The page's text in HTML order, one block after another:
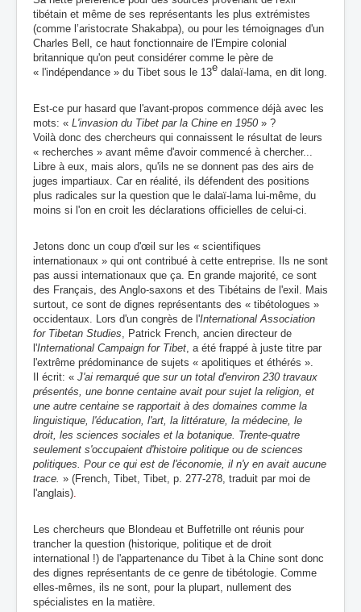
tibétain et même de ses représentants les plus extrémistes
(comme l’aristocrate Shakabpa), ou pour les témoignages d'un
Charles Bell, ce haut fonctionnaire de l'Empire colonial
britannique qu'on peut considérer comme le père de
« l'indépendance » du Tibet sous le 13e dalaï-lama, en dit long.
Est-ce pur hasard que l'avant-propos commence déjà avec les
mots: « L'invasion du Tibet par la Chine en 1950 » ?
Voilà donc des chercheurs qui connaissent le résultat de leurs
« recherches » avant même d'avoir commencé à chercher...
Libre à eux, mais alors, qu'ils ne se donnent pas des airs de
juges impartiaux. Car en réalité, ils défendent des positions
plus radicales sur la question que le dalaï-lama lui-même, du
moins si l'on en croit les déclarations officielles de celui-ci.
Jetons donc un coup d'œil sur les « scientifiques
internationaux » qui ont contribué à cette entreprise. Ils ne sont
pas aussi internationaux que ça. En grande majorité, ce sont
des Français, des Anglo-saxons et des Tibétains de l'exil. Mais
surtout, ce sont de dignes représentants des « tibétologues »
occidentaux. Lors d'un congrès de l'International Association
for Tibetan Studies, Patrick French, ancien directeur de
l'International Campaign for Tibet, a été frappé à juste titre par
l'extrême prédominance de sujets « apolitiques et éthérés ».
Il écrit: « J'ai remarqué que sur un total d'environ 230 travaux
présentés, une bonne centaine avait pour sujet la religion, et
une autre centaine se rapportait à des domaines comme la
linguistique, l'éducation, l'art, la littérature, la médecine, le
droit, les sciences sociales et la botanique. Trente-quatre
seulement s'occupaient d'histoire politique ou de sciences
politiques. Pour ce qui est de l'économie, il n'y en avait aucune
trace. » (French, Tibet, Tibet, p. 277-278, traduit par moi de
l'anglais).
Les chercheurs que Blondeau et Buffetrille ont réunis pour
trancher la question (historique, politique et de droit
international !) de l'appartenance du Tibet à la Chine sont donc
des dignes représentants de ce genre de tibétologie. Comme
elles-mêmes, ils ne sont, pour la plupart, nullement des
spécialistes en la matière.